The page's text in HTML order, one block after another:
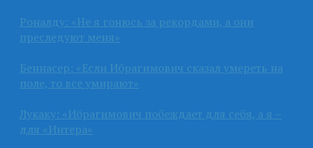
Роналду: «Не я гонюсь за рекордами, а они
преследуют меня»
Беннасер: «Если Ибрагимович сказал умереть на
поле, то все умирают»
Лукаку: «Ибрагимович побеждает для себя, а я –
для «Интера»